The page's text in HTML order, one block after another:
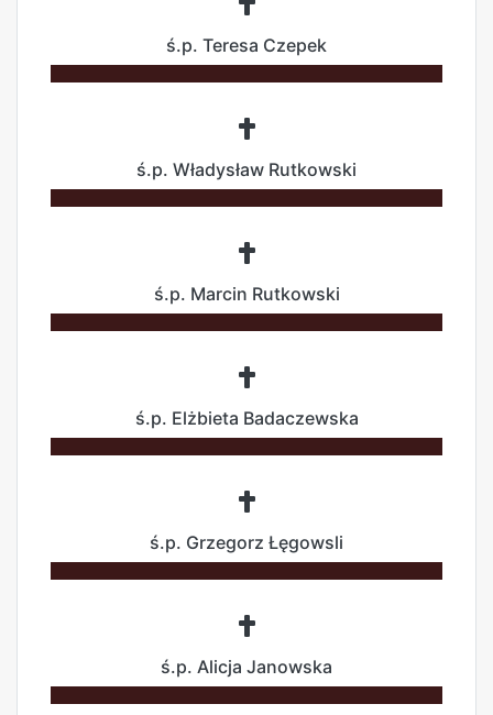
ś.p. Teresa Czepek
ś.p. Władysław Rutkowski
ś.p. Marcin Rutkowski
ś.p. Elżbieta Badaczewska
ś.p. Grzegorz Łęgowsli
ś.p. Alicja Janowska